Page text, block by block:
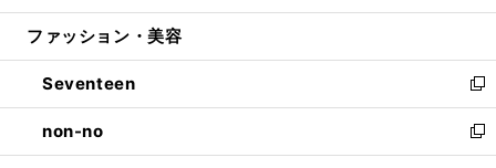
開
ウ
開
く
ン
ウ
で
開
く
ウ
ン
ド
ウ
で
開
ファッション・美容
Seventeen
新
し
い
ウ
non-no
新
し